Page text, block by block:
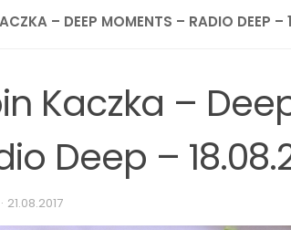
– DEEP MOMENTS – RADIO DEEP –
Kaczka –
Deep –
· 21.08.2017